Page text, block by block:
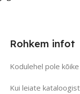
Rohkem infot
Kodulehel pole
Kui leiate